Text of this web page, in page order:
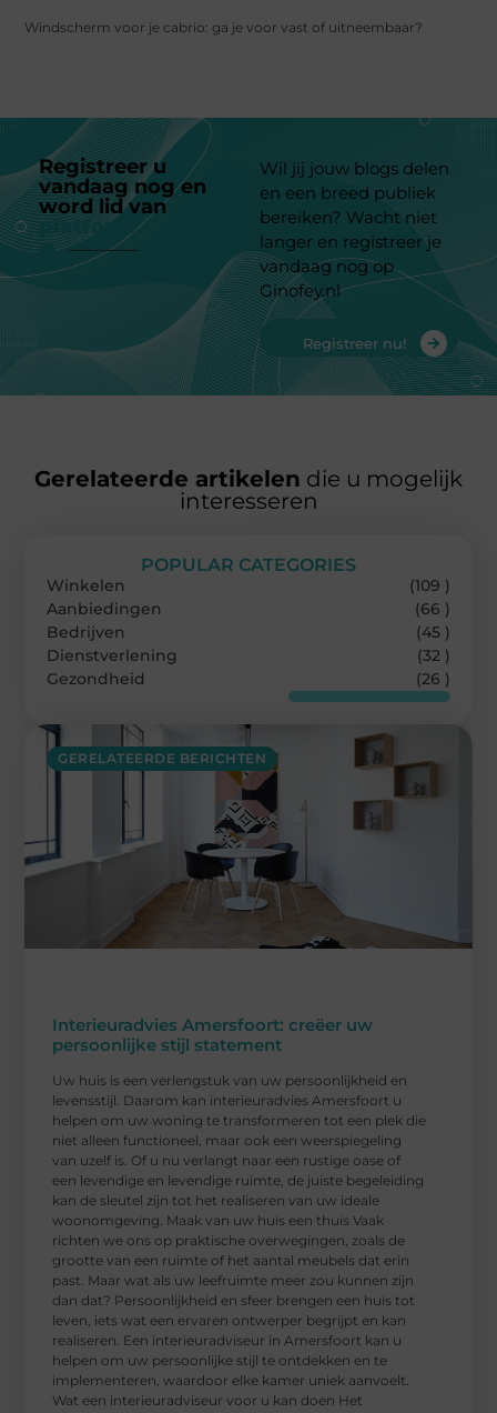
Windscherm voor je cabrio: ga je voor vast of uitneembaar?
Registreer u
vandaag nog en
word lid van
platform
Wil jij jouw blogs delen
en een breed publiek
bereiken? Wacht niet
langer en registreer je
vandaag nog op
Ginofey.nl
Registreer nu!
Gerelateerde artikelen die u mogelijk
interesseren
GERELATEERDE BERICHTEN
Interieuradvies Amersfoort: creëer uw
persoonlijke stijl statement
Uw huis is een verlengstuk van uw persoonlijkheid en
levensstijl. Daarom kan interieuradvies Amersfoort u
helpen om uw woning te transformeren tot een plek die
niet alleen functioneel, maar ook een weerspiegeling
van uzelf is. Of u nu verlangt naar een rustige oase of
een levendige en levendige ruimte, de juiste begeleiding
kan de sleutel zijn tot het realiseren van uw ideale
woonomgeving. Maak van uw huis een thuis Vaak
richten we ons op praktische overwegingen, zoals de
grootte van een ruimte of het aantal meubels dat erin
past. Maar wat als uw leefruimte meer zou kunnen zijn
dan dat? Persoonlijkheid en sfeer brengen een huis tot
leven, iets wat een ervaren ontwerper begrijpt en kan
realiseren. Een interieuradviseur in Amersfoort kan u
helpen om uw persoonlijke stijl te ontdekken en te
implementeren, waardoor elke kamer uniek aanvoelt.
Wat een interieuradviseur voor u kan doen Het
POPULAR CATEGORIES
Winkelen
(109 )
Aanbiedingen
(66 )
Bedrijven
(45 )
Dienstverlening
(32 )
Gezondheid
(26 )